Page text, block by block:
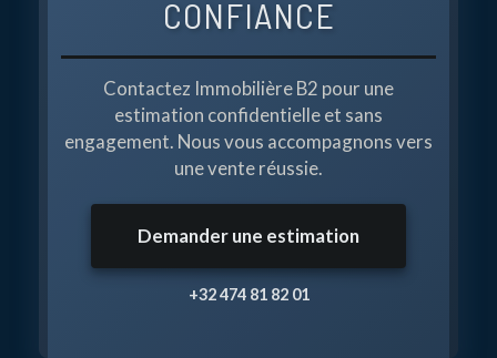
CONFIANCE
Contactez Immobilière B2 pour une
estimation confidentielle et sans
engagement. Nous vous accompagnons vers
une vente réussie.
Demander une estimation
+32 474 81 82 01